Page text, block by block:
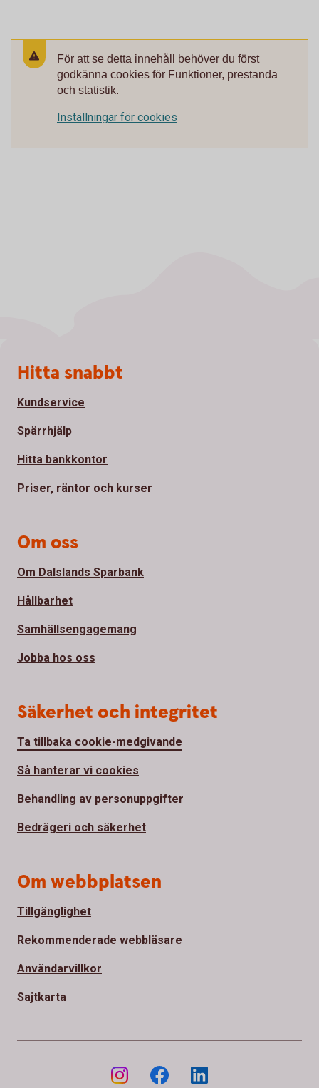
För att se detta innehåll behöver du först
godkänna cookies för Funktioner, prestanda
och statistik.
Inställningar för cookies
Sidfot
Hitta snabbt
Kundservice
Spärrhjälp
Hitta bankkontor
Priser, räntor och kurser
Om oss
Om Dalslands Sparbank
Hållbarhet
Samhällsengagemang
Jobba hos oss
Säkerhet och integritet
Ta tillbaka cookie-medgivande
Så hanterar vi cookies
Behandling av personuppgifter
Bedrägeri och säkerhet
Om webbplatsen
Tillgänglighet
Rekommenderade webbläsare
Användarvillkor
Sajtkarta